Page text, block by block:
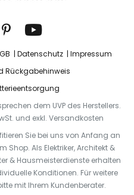
Datenschutz
Impressum
Rückgabehinweis
dem UVP des Herstellers.
und exkl. Versandkosten
Sie bei uns von Anfang an
Als Elektriker, Architekt &
& Hausmeisterdienste erhalten
Konditionen. Für weitere
mit Ihrem Kundenberater.